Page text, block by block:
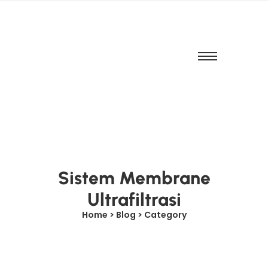
Sistem Membrane
Ultrafiltrasi
Home > Blog > Category